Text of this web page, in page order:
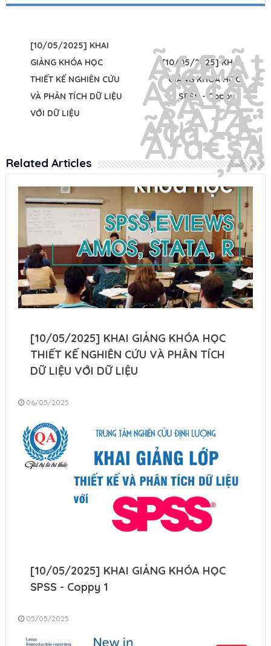
[10/05/2025] KHAI
GIẢNG KHÓA HỌC
THIẾT KẾ NGHIÊN CỨU
VÀ PHÂN TÍCH DỮ LIỆU
VỚI DỮ LIỆU
[10/05/2025] KHAI
GIẢNG KHÓA HỌC
SPSS - Coppy 1
Related Articles
[10/05/2025] KHAI GIẢNG KHÓA HỌC
THIẾT KẾ NGHIÊN CỨU VÀ PHÂN TÍCH
DỮ LIỆU VỚI DỮ LIỆU
06/05/2025
[10/05/2025] KHAI GIẢNG KHÓA HỌC
SPSS - Coppy 1
05/05/2025